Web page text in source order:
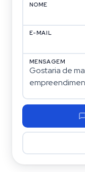
NOME
E-MAIL
MENSAGEM